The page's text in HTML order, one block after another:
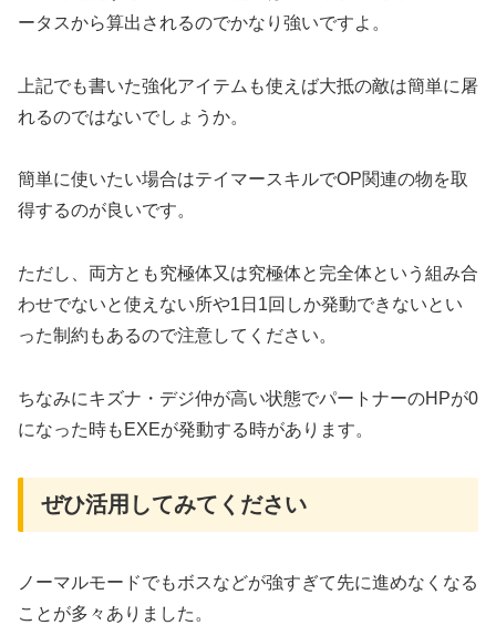
ータスから算出されるのでかなり強いですよ。
上記でも書いた強化アイテムも使えば大抵の敵は簡単に屠
れるのではないでしょうか。
簡単に使いたい場合はテイマースキルでOP関連の物を取
得するのが良いです。
ただし、両方とも究極体又は究極体と完全体という組み合
わせでないと使えない所や1日1回しか発動できないとい
った制約もあるので注意してください。
ちなみにキズナ・デジ仲が高い状態でパートナーのHPが0
になった時もEXEが発動する時があります。
ぜひ活用してみてください
ノーマルモードでもボスなどが強すぎて先に進めなくなる
ことが多々ありました。